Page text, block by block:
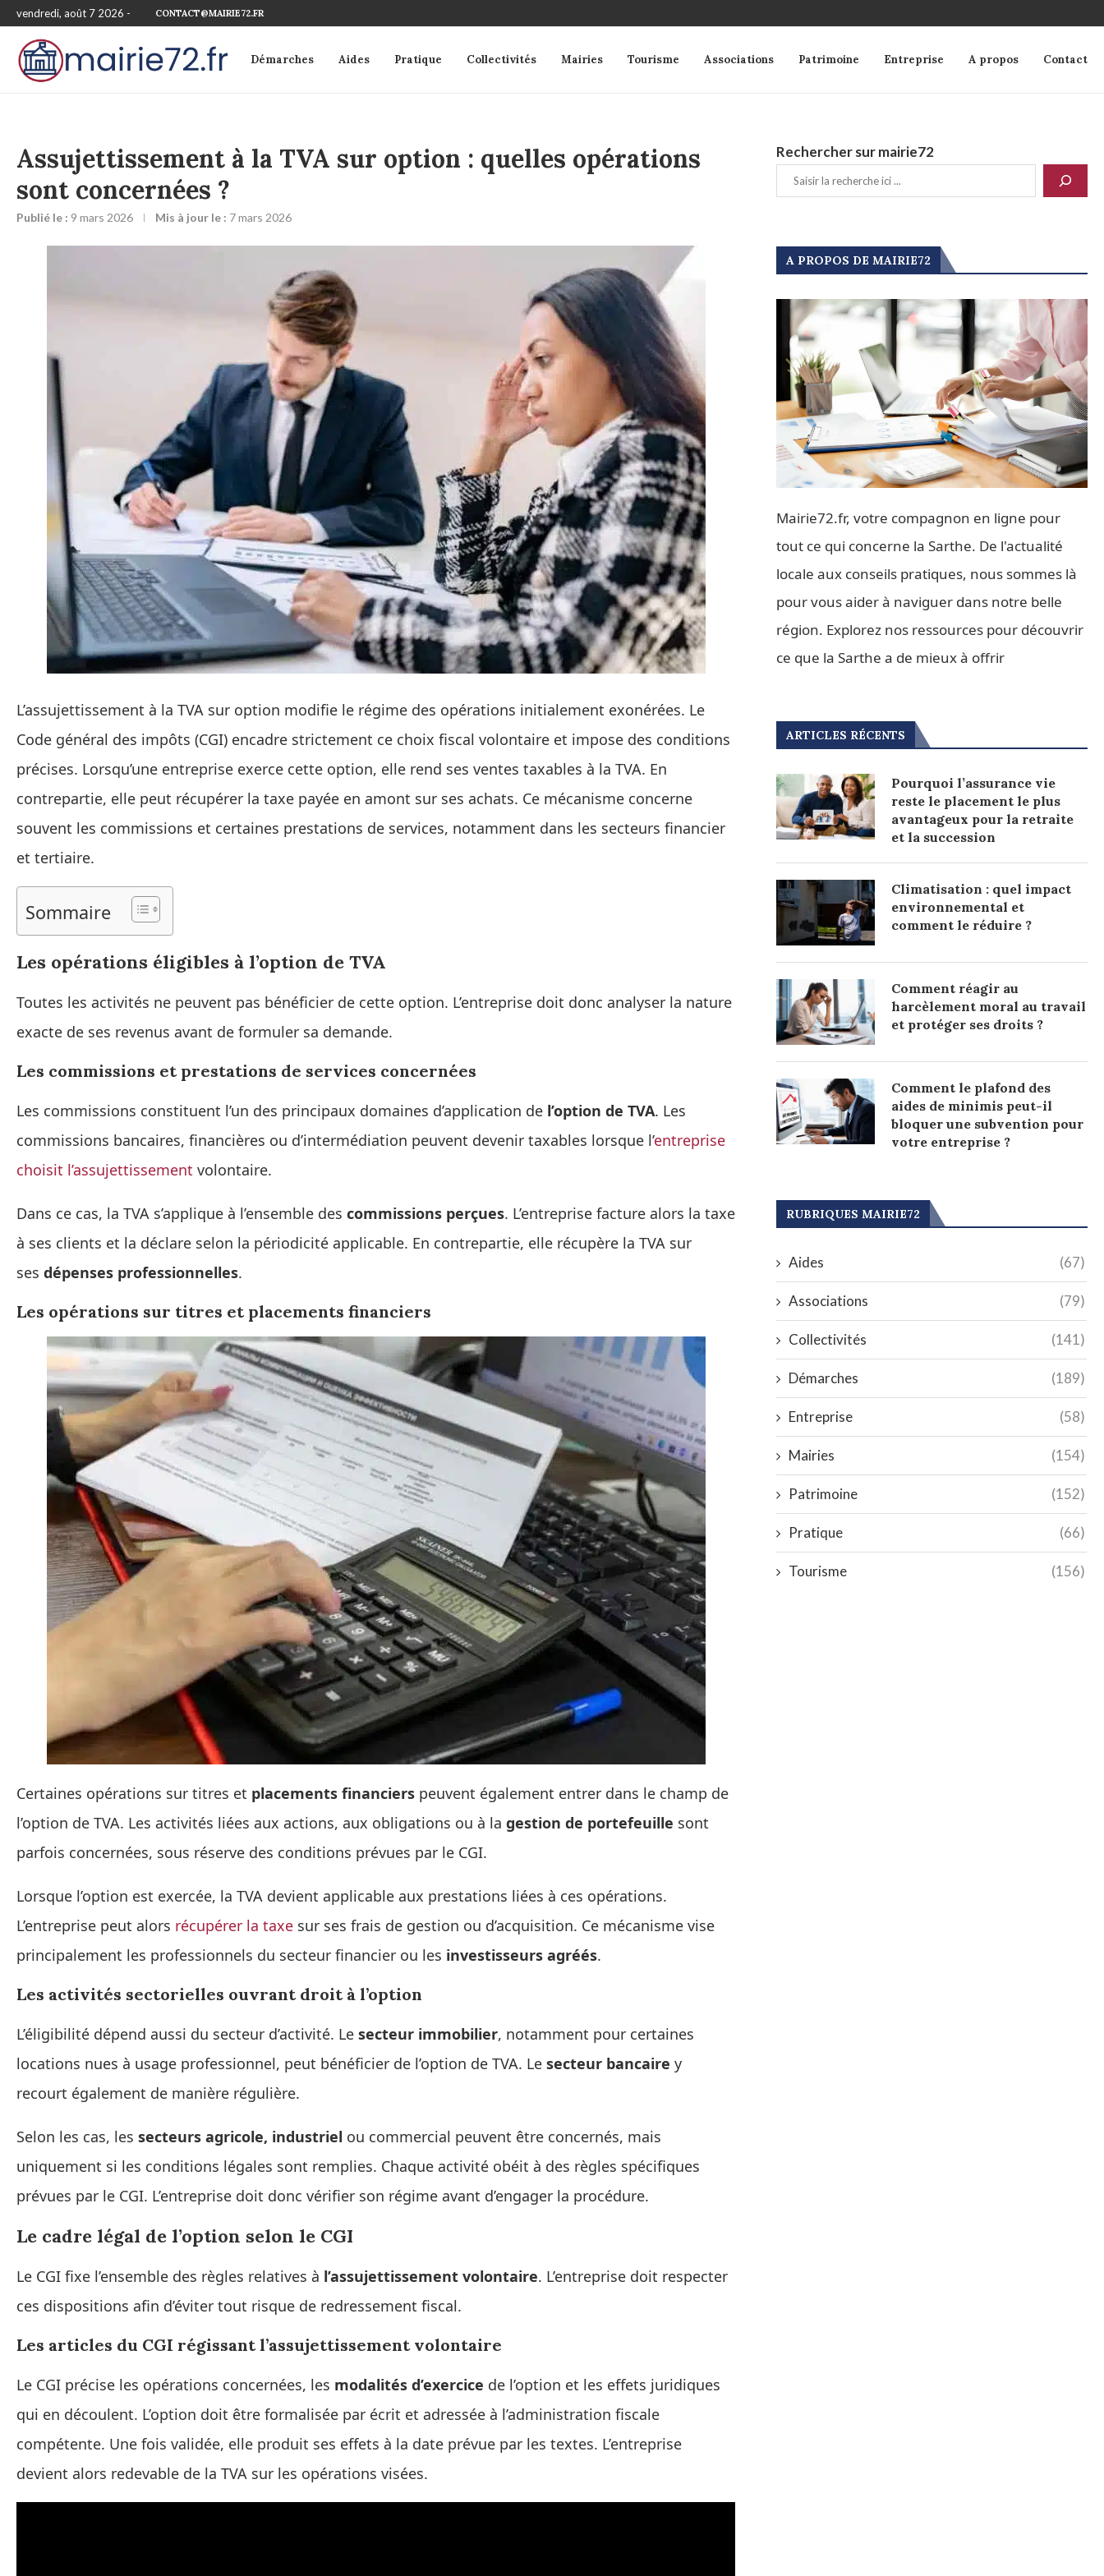
vendredi, août 7 2026 - CONTACT@MAIRIE72.FR
Démarches Aides Pratique Collectivités Mairies Tourisme Associations Patrimoine Entreprise A propos Contact
Assujettissement à la TVA sur option : quelles opérations
sont concernées ?
Publié le : 9 mars 2026 Mis à jour le : 7 mars 2026
L’assujettissement à la TVA sur option modifie le régime des opérations initialement exonérées. Le
Code général des impôts (CGI) encadre strictement ce choix fiscal volontaire et impose des conditions
précises. Lorsqu’une entreprise exerce cette option, elle rend ses ventes taxables à la TVA. En
contrepartie, elle peut récupérer la taxe payée en amont sur ses achats. Ce mécanisme concerne
souvent les commissions et certaines prestations de services, notamment dans les secteurs financier
et tertiaire.
Sommaire
Les opérations éligibles à l’option de TVA
Toutes les activités ne peuvent pas bénéficier de cette option. L’entreprise doit donc analyser la nature
exacte de ses revenus avant de formuler sa demande.
Les commissions et prestations de services concernées
Les commissions constituent l’un des principaux domaines d’application de l’option de TVA. Les
commissions bancaires, financières ou d’intermédiation peuvent devenir taxables lorsque l’entreprise
choisit l’assujettissement volontaire.
Dans ce cas, la TVA s’applique à l’ensemble des commissions perçues. L’entreprise facture alors la taxe
à ses clients et la déclare selon la périodicité applicable. En contrepartie, elle récupère la TVA sur
ses dépenses professionnelles.
Les opérations sur titres et placements financiers
Certaines opérations sur titres et placements financiers peuvent également entrer dans le champ de
l’option de TVA. Les activités liées aux actions, aux obligations ou à la gestion de portefeuille sont
parfois concernées, sous réserve des conditions prévues par le CGI.
Lorsque l’option est exercée, la TVA devient applicable aux prestations liées à ces opérations.
L’entreprise peut alors récupérer la taxe sur ses frais de gestion ou d’acquisition. Ce mécanisme vise
principalement les professionnels du secteur financier ou les investisseurs agréés.
Les activités sectorielles ouvrant droit à l’option
L’éligibilité dépend aussi du secteur d’activité. Le secteur immobilier, notamment pour certaines
locations nues à usage professionnel, peut bénéficier de l’option de TVA. Le secteur bancaire y
recourt également de manière régulière.
Selon les cas, les secteurs agricole, industriel ou commercial peuvent être concernés, mais
uniquement si les conditions légales sont remplies. Chaque activité obéit à des règles spécifiques
prévues par le CGI. L’entreprise doit donc vérifier son régime avant d’engager la procédure.
Le cadre légal de l’option selon le CGI
Le CGI fixe l’ensemble des règles relatives à l’assujettissement volontaire. L’entreprise doit respecter
ces dispositions afin d’éviter tout risque de redressement fiscal.
Les articles du CGI régissant l’assujettissement volontaire
Le CGI précise les opérations concernées, les modalités d’exercice de l’option et les effets juridiques
qui en découlent. L’option doit être formalisée par écrit et adressée à l’administration fiscale
compétente. Une fois validée, elle produit ses effets à la date prévue par les textes. L’entreprise
devient alors redevable de la TVA sur les opérations visées.
Rechercher sur mairie72
A PROPOS DE MAIRIE72
Mairie72.fr, votre compagnon en ligne pour
tout ce qui concerne la Sarthe. De l'actualité
locale aux conseils pratiques, nous sommes là
pour vous aider à naviguer dans notre belle
région. Explorez nos ressources pour découvrir
ce que la Sarthe a de mieux à offrir
ARTICLES RÉCENTS
Pourquoi l’assurance vie
reste le placement le plus
avantageux pour la retraite
et la succession
Climatisation : quel impact
environnemental et
comment le réduire ?
Comment réagir au
harcèlement moral au travail
et protéger ses droits ?
Comment le plafond des
aides de minimis peut-il
bloquer une subvention pour
votre entreprise ?
RUBRIQUES MAIRIE72
Aides (67)
Associations (79)
Collectivités (141)
Démarches (189)
Entreprise (58)
Mairies (154)
Patrimoine (152)
Pratique (66)
Tourisme (156)